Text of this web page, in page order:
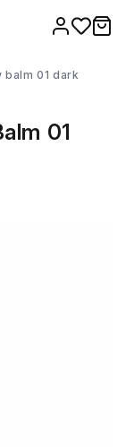
u roku od
MNE
Favorites
items
01